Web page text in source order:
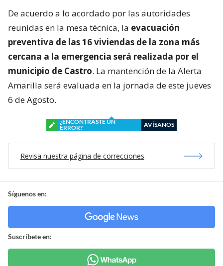
De acuerdo a lo acordado por las autoridades
reunidas en la mesa técnica, la evacuación
preventiva de las 16 viviendas de la zona más
cercana a la emergencia será realizada por el
municipio de Castro. La mantención de la Alerta
Amarilla será evaluada en la jornada de este jueves
6 de Agosto.
¿ENCONTRASTE UN
ERROR?
AVÍSANOS
Revisa nuestra página de correcciones
Síguenos en:
Suscríbete en: